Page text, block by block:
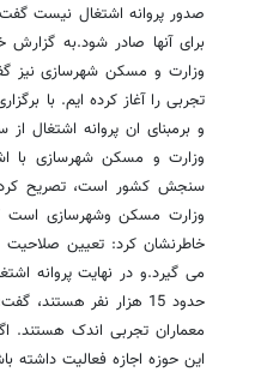
صدور پروانه اشتغال نیست
برای آنها صادر شود.به گزارش
وزارت و مسکن شهرسازی نیز
تجربی را آغاز کرده ایم. با
و برمبنای ان پروانه
وزارت و مسکن شهرسازی با
سنجش کشور است، تصریح کرد:
وزارت مسکن وشهرسازی است
خاطرنشان کرد: تعیین
می گیرد.و در نهایت پروانه
معماران تجربی اندک هستند.
این حوزه اجازه فعالیت داشته